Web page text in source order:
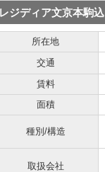
レジディア文京本駒込
所在地
交通
賃料
面積
種別/構造
取扱会社